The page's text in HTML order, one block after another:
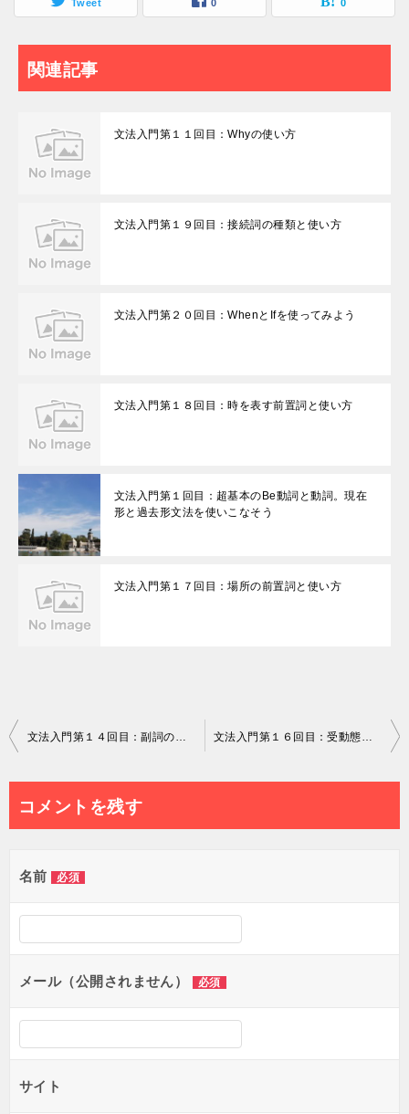
Tweet 0 0
関連記事
文法入門第１１回目：Whyの使い方
文法入門第１９回目：接続詞の種類と使い方
文法入門第２０回目：WhenとIfを使ってみよう
文法入門第１８回目：時を表す前置詞と使い方
文法入門第１回目：超基本のBe動詞と動詞。現在
形と過去形文法を使いこなそう
文法入門第１７回目：場所の前置詞と使い方
投
ナ
ビ
ゲ
文法入門第１４回目：副詞の使い方 文法入門第１６回目：受動態の作り方とニュアンス
コメントを残す
名前 必須
メール（公開されません） 必須
サイト